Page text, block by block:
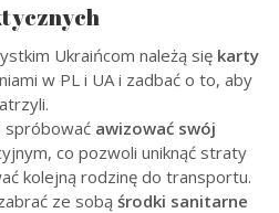
Ukraińcom należą się karty
w PL i UA i zadbać o to, aby
spróbować awizować swój
co pozwoli uniknąć straty
kolejną rodzinę do transportu.
ze sobą środki sanitarne